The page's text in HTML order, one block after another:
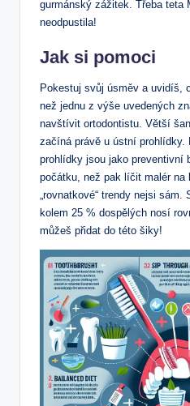
gurmánský zážitek. Třeba teta
neodpustila!
Jak si pomoci
Pokestuj svůj úsměv a uvidíš,
než jednu z výše uvedených
navštívit ortodontistu. Větší
začíná právě u ústní prohlídky.
prohlídky jsou jako preventivní
počátku, než pak líčit malér na
„rovnatkové“ trendy nejsi
kolem 25 % dospělých nosí
můžeš přidat do této šiky!